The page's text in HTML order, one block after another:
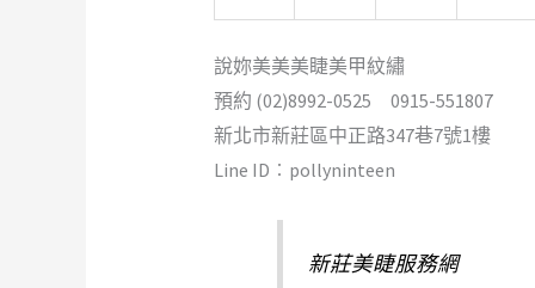
說妳美美美睫美甲紋繡
預約 (02)8992-0525 0915-551807
新北市新莊區中正路347巷7號1樓
Line ID︰pollyninteen
新莊美睫服務網